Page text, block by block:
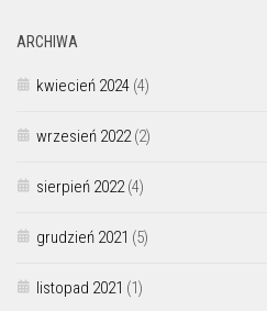
ARCHIWA
kwiecień 2024 (4)
wrzesień 2022 (2)
sierpień 2022 (4)
grudzień 2021 (5)
listopad 2021 (1)